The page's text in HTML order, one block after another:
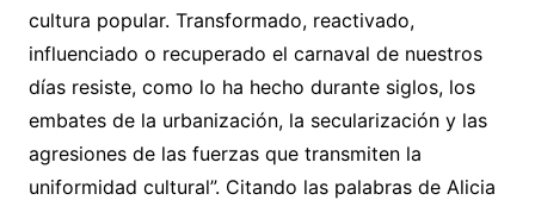
cultura popular. Transformado, reactivado,
influenciado o recuperado el carnaval de nuestros
días resiste, como lo ha hecho durante siglos, los
embates de la urbanización, la secularización y las
agresiones de las fuerzas que transmiten la
uniformidad cultural”. Citando las palabras de Alicia